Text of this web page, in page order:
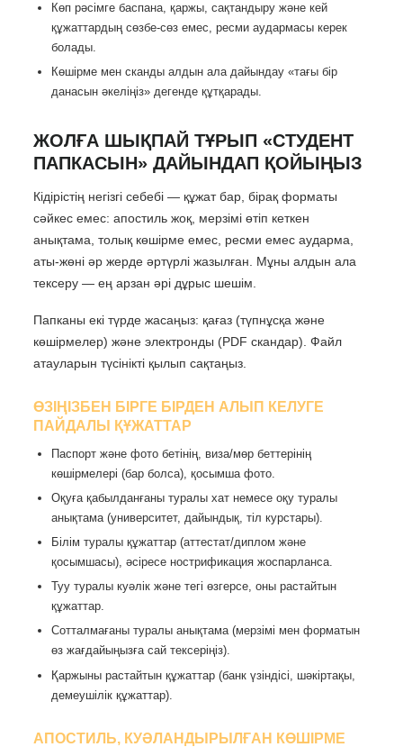
Көп рәсімге баспана, қаржы, сақтандыру және кей
құжаттардың сөзбе-сөз емес, ресми аудармасы керек
болады.
Көшірме мен сканды алдын ала дайындау «тағы бір
данасын әкеліңіз» дегенде құтқарады.
ЖОЛҒА ШЫҚПАЙ ТҰРЫП «СТУДЕНТ
ПАПКАСЫН» ДАЙЫНДАП ҚОЙЫҢЫЗ
Кідірістің негізгі себебі — құжат бар, бірақ форматы
сәйкес емес: апостиль жоқ, мерзімі өтіп кеткен
анықтама, толық көшірме емес, ресми емес аударма,
аты-жөні әр жерде әртүрлі жазылған. Мұны алдын ала
тексеру — ең арзан әрі дұрыс шешім.
Папканы екі түрде жасаңыз: қағаз (түпнұсқа және
көшірмелер) және электронды (PDF скандар). Файл
атауларын түсінікті қылып сақтаңыз.
ӨЗІҢІЗБЕН БІРГЕ БІРДЕН АЛЫП КЕЛУГЕ
ПАЙДАЛЫ ҚҰЖАТТАР
Паспорт және фото бетінің, виза/мөр беттерінің
көшірмелері (бар болса), қосымша фото.
Оқуға қабылданғаны туралы хат немесе оқу туралы
анықтама (университет, дайындық, тіл курстары).
Білім туралы құжаттар (аттестат/диплом және
қосымшасы), әсіресе нострификация жоспарланса.
Туу туралы куәлік және тегі өзгерсе, оны растайтын
құжаттар.
Сотталмағаны туралы анықтама (мерзімі мен форматын
өз жағдайыңызға сай тексеріңіз).
Қаржыны растайтын құжаттар (банк үзіндісі, шәкіртақы,
демеушілік құжаттар).
АПОСТИЛЬ, КУӘЛАНДЫРЫЛҒАН КӨШІРМЕ